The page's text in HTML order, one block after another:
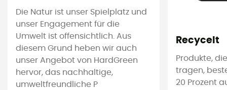
Die Natur ist unser Spielplatz und
unser Engagement für die
Umwelt ist offensichtlich. Aus
diesem Grund heben wir auch
unser Angebot von HardGreen
hervor, das nachhaltige,
umweltfreundliche P
Recycelt
Produkte,
tragen,
20 Prozent